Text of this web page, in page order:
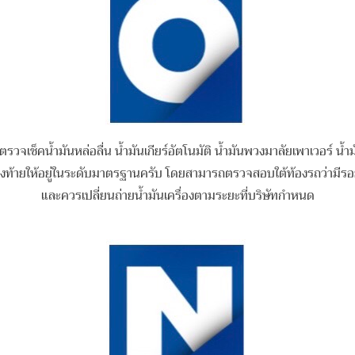
รวจเช็คน้ำมันหล่อลื่น น้ำมันเกียร์อัตโนมัติ น้ำมันพวงมาลัยเพาเวอร์ น้ำ
ท้ายให้อยู่ในระดับมาตรฐานครับ โดยสามารถตรวจสอบใต้ท้องรถว่ามีร
และควรเปลี่ยนถ่ายน้ำมันเครื่องตามระยะที่บริษัทกำหนด